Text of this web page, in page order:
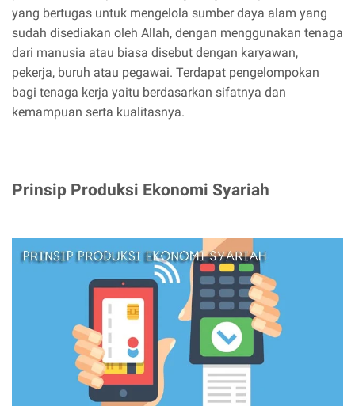
yang bertugas untuk mengelola sumber daya alam yang
sudah disediakan oleh Allah, dengan menggunakan tenaga
dari manusia atau biasa disebut dengan karyawan,
pekerja, buruh atau pegawai. Terdapat pengelompokan
bagi tenaga kerja yaitu berdasarkan sifatnya dan
kemampuan serta kualitasnya.
Prinsip Produksi Ekonomi Syariah